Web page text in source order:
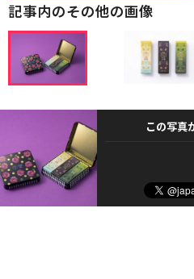
記事内のその他の画像
この写真